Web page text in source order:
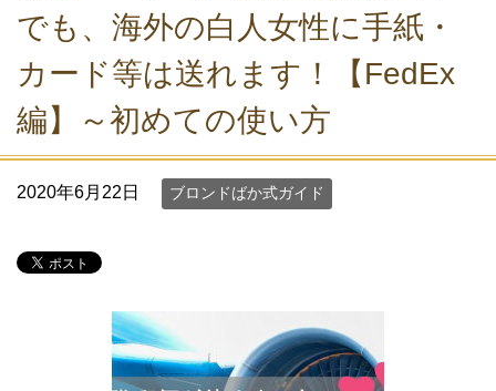
でも、海外の白人女性に手紙・
カード等は送れます！【FedEx
編】～初めての使い方
2020年6月22日 ブロンドばか式ガイド